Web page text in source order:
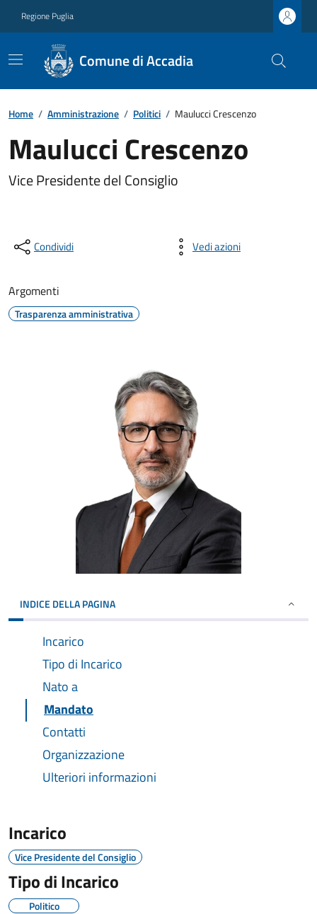
Regione Puglia
Comune di Accadia
Home / Amministrazione / Politici / Maulucci Crescenzo
Maulucci Crescenzo
Vice Presidente del Consiglio
Condividi Vedi azioni
Argomenti
Trasparenza amministrativa
INDICE DELLA PAGINA
Incarico
Tipo di Incarico
Nato a
Mandato
Contatti
Organizzazione
Ulteriori informazioni
Incarico
Vice Presidente del Consiglio
Tipo di Incarico
Politico